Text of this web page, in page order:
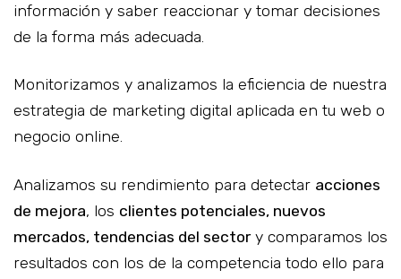
información y saber reaccionar y tomar decisiones
de la forma más adecuada.
Monitorizamos y analizamos la eficiencia de nuestra
estrategia de marketing digital aplicada en tu web o
negocio online.
Analizamos su rendimiento para detectar acciones
de mejora, los clientes potenciales, nuevos
mercados, tendencias del sectory comparamos los
resultados con los de la competencia todo ello para